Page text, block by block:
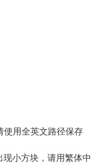
使用全英文路径保存
小方块，请用繁体中